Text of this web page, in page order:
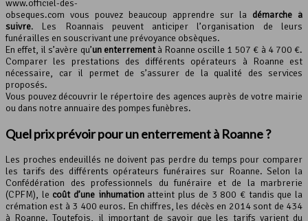
www.officiel-des-
obseques.com vous pouvez beaucoup apprendre sur la démarche à
suivre. Les Roannais peuvent anticiper l’organisation de leurs
funérailles en souscrivant une prévoyance obsèques.
En effet, il s’avère qu’un enterrementà Roanne oscille 1 507 € à 4 700 €.
Comparer les prestations des différents opérateurs à Roanne est
nécessaire, car il permet de s’assurer de la qualité des services
proposés.
Vous pouvez découvrir le répertoire des agences auprès de votre mairie
ou dans notre annuaire des pompes funèbres.
Quel prix prévoir pourun enterrementà Roanne ?
Les proches endeuillés ne doivent pas perdre du temps pour comparer
les tarifs des différents opérateurs funéraires sur Roanne. Selon la
Confédération des professionnels du funéraire et de la marbrerie
(CPFM), le coût d’une inhumationatteint plus de 3 800 € tandis que la
crémation est à 3 400 euros. En chiffres, les décès en 2014 sont de 434
à Roanne. Toutefois, il important de savoir que les tarifs varient du